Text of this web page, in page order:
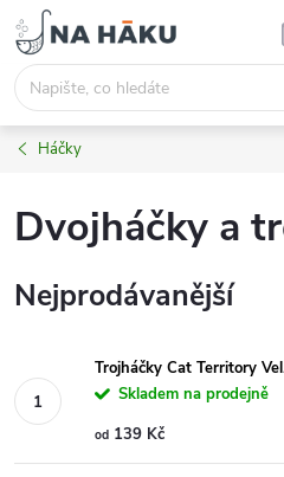
Přejít
na
obsah
Háčky
Dvojháčky a
Nejprodávanější
Trojháčky Cat Territory
Skladem na prodejně
od 139 Kč